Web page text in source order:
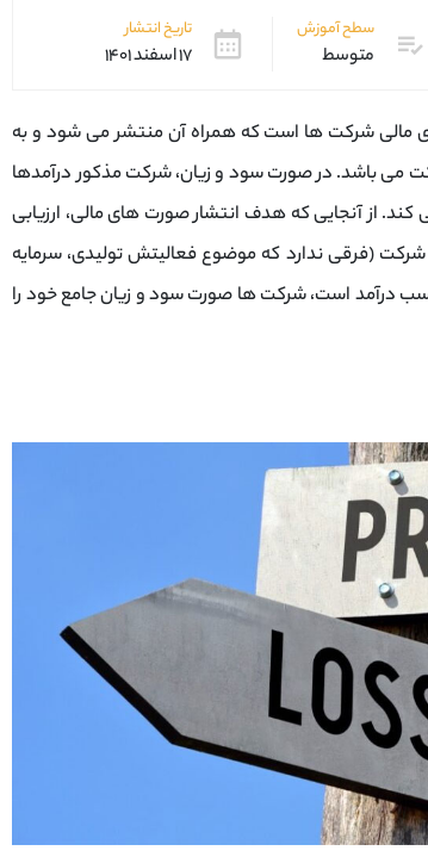
سطح آموزش
متوسط
تاریخ انتشار
۱۷ اسفند ۱۴۰۱
مالی شرکت ها است که همراه آن منتشر می شود و به
باشد. در صورت سود و زیان، شرکت مذکور درآمدها
از آنجایی که هدف انتشار صورت های مالی، ارزیابی
(فرقی ندارد که موضوع فعالیتش تولیدی، سرمایه
درآمد است، شرکت ها صورت سود و زیان جامع خود را